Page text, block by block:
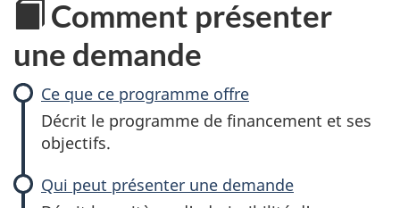
t
a
t
o
Comment présenter
une demande
Ce que ce programme offre
Décrit le programme de financement et ses
objectifs.
Qui peut présenter une demande